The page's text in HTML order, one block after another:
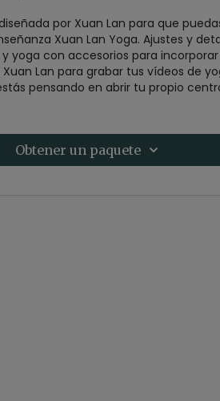
por Xuan Lan para que
Xuan Lan Yoga. Ajustes y
yoga con accesorios para
Lan para grabar tus vídeos de
pensando en abrir tu propio
Obtener un paquete